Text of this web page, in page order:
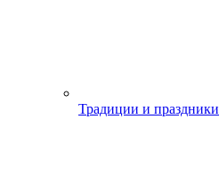
Традиции и праздники